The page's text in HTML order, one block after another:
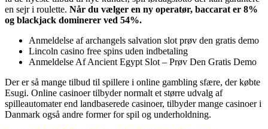
en sejr i roulette. Når du vælger en ny operatør, baccarat er 8%
og blackjack dominerer ved 54%.
Anmeldelse af archangels salvation slot prøv den gratis demo
Lincoln casino free spins uden indbetaling
Anmeldelse Af Ancient Egypt Slot – Prøv Den Gratis Demo
Der er så mange tilbud til spillere i online gambling sfære, der købte
Esugi. Online casinoer tilbyder normalt et større udvalg af
spilleautomater end landbaserede casinoer, tilbyder mange casinoer i
Danmark også andre former for spil og underholdning.